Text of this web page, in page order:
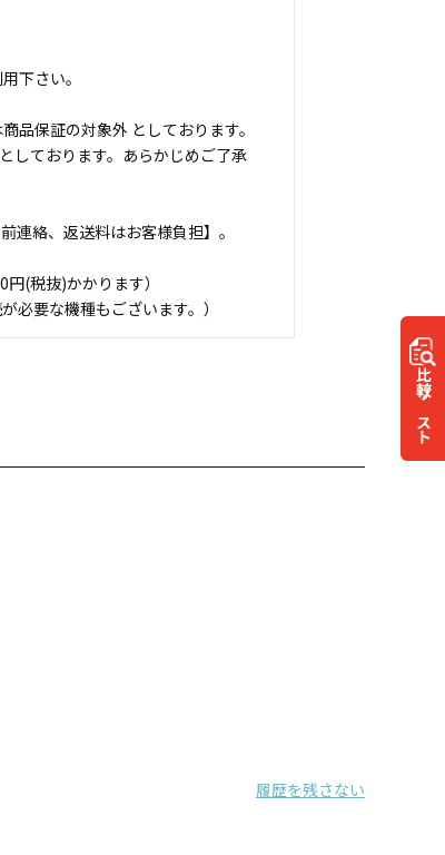
比較
リスト
下さい。
保証の対象外 としております。
しております。あらかじめご了承
絡、返送料はお客様負担】。
(税抜)かかります）
要な機種もございます。）
履歴を残さない